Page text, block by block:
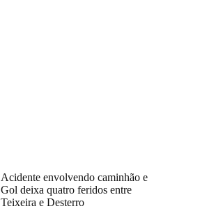
Acidente envolvendo caminhão e
Gol deixa quatro feridos entre
Teixeira e Desterro